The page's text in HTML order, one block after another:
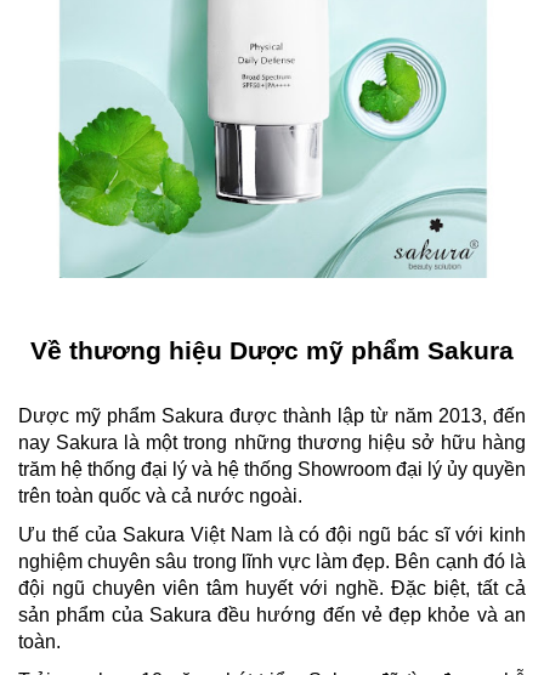
Về thương hiệu Dược mỹ phẩm Sakura
Dược mỹ phẩm Sakura được thành lập từ năm 2013, đến
nay Sakura là một trong những thương hiệu sở hữu hàng
trăm hệ thống đại lý và hệ thống Showroom đại lý ủy quyền
trên toàn quốc và cả nước ngoài.
Ưu thế của Sakura Việt Nam là có đội ngũ bác sĩ với kinh
nghiệm chuyên sâu trong lĩnh vực làm đẹp. Bên cạnh đó là
đội ngũ chuyên viên tâm huyết với nghề. Đặc biệt, tất cả
sản phẩm của Sakura đều hướng đến vẻ đẹp khỏe và an
toàn.